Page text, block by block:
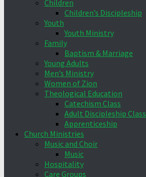
Children
Children’s Discipleship
Youth
Youth Ministry
Family
Baptism & Marriage
Young Adults
Men’s Ministry
Women of Zion
Theological Education
Catechism Class
Adult Discipleship Class
Apprenticeship
Church Ministries
Music and Choir
Music
Hospitality
Care Groups